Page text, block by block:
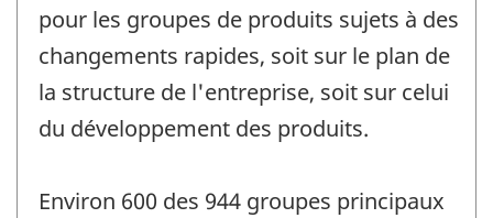
pour les groupes de produits sujets à des
changements rapides, soit sur le plan de
la structure de l'entreprise, soit sur celui
du développement des produits.
Environ 600 des 944 groupes principaux